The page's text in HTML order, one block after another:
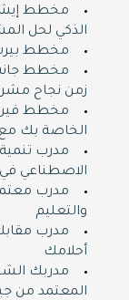
مخطط
الذكي لحل
مخطط بيرت:
زمن نجاح
مخطط فين
الخاصة بك
مدرب
الاصطناعي في
مدرب
والتعليم
مدرب
أحلامك
مدربك
المعتمد من